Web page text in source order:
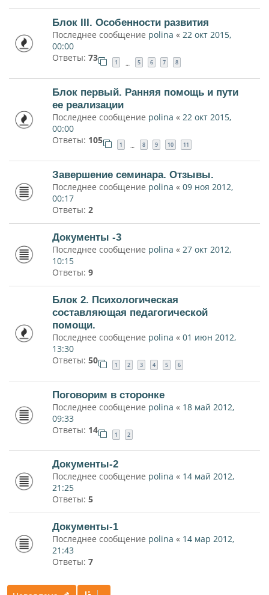
Блок III. Особенности развития
Последнее сообщение polina « 22 окт 2015,
00:00
Ответы: 73 1 … 5 6 7 8
Блок первый. Ранняя помощь и пути
ее реализации
Последнее сообщение polina « 22 окт 2015,
00:00
Ответы: 105 1 … 8 9 10 11
Завершение семинара. Отзывы.
Последнее сообщение polina « 09 ноя 2012,
00:17
Ответы: 2
Документы -3
Последнее сообщение polina « 27 окт 2012,
10:15
Ответы: 9
Блок 2. Психологическая
составляющая педагогической
помощи.
Последнее сообщение polina « 01 июн 2012,
13:30
Ответы: 50 1 2 3 4 5 6
Поговорим в сторонке
Последнее сообщение polina « 18 май 2012,
09:33
Ответы: 14 1 2
Документы-2
Последнее сообщение polina « 14 май 2012,
21:25
Ответы: 5
Документы-1
Последнее сообщение polina « 14 мар 2012,
21:43
Ответы: 7